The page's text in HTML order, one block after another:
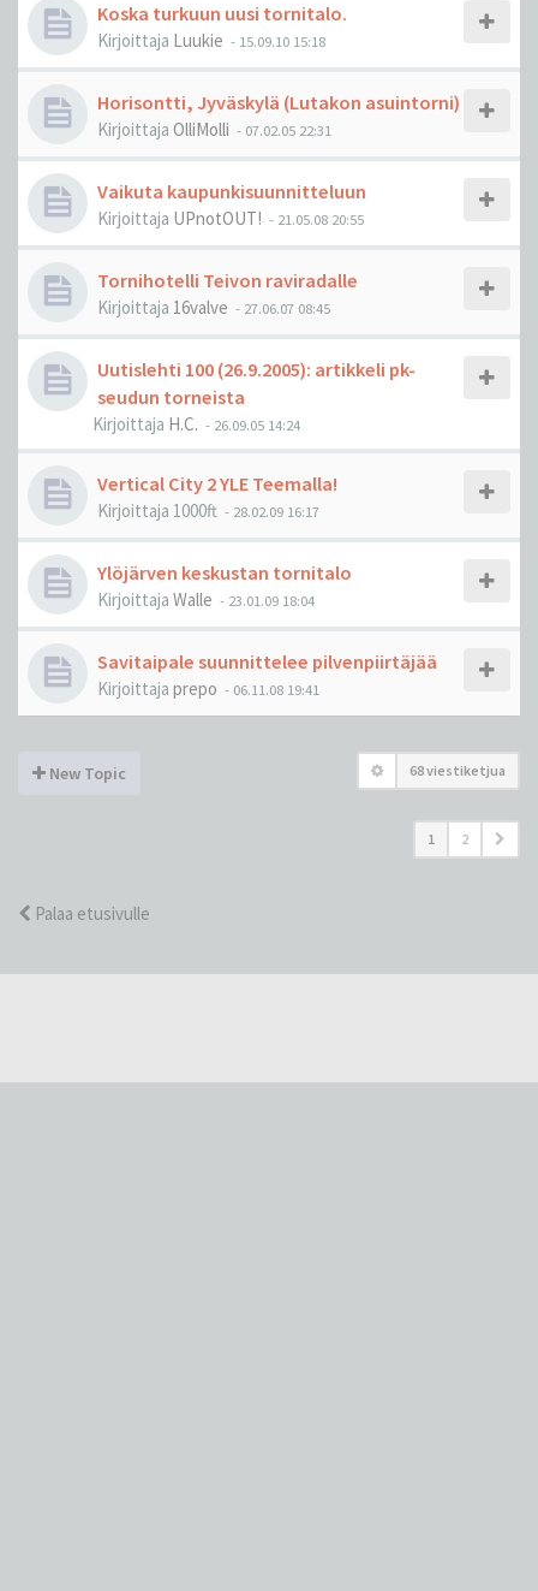
Koska turkuun uusi tornitalo.
Kirjoittaja Luukie - 15.09.10 15:18
Horisontti, Jyväskylä (Lutakon asuintorni)
Kirjoittaja OlliMolli - 07.02.05 22:31
Vaikuta kaupunkisuunnitteluun
Kirjoittaja UPnotOUT! - 21.05.08 20:55
Tornihotelli Teivon raviradalle
Kirjoittaja 16valve - 27.06.07 08:45
Uutislehti 100 (26.9.2005): artikkeli pk-
seudun torneista
Kirjoittaja H.C. - 26.09.05 14:24
Vertical City 2 YLE Teemalla!
Kirjoittaja 1000ft - 28.02.09 16:17
Ylöjärven keskustan tornitalo
Kirjoittaja Walle - 23.01.09 18:04
Savitaipale suunnittelee pilvenpiirtäjää
Kirjoittaja prepo - 06.11.08 19:41
New Topic 68 viestiketjua
1 2
Palaa etusivulle